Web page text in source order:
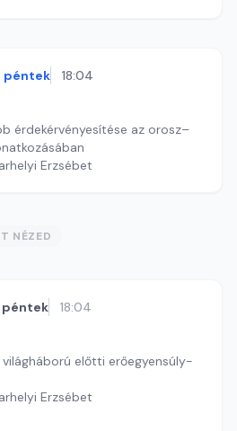
péntek 18:04
érdekérvényesítése az orosz–
Erzsébet
NÉZED
péntek 18:04
világháború előtti erőegyensúly-
Erzsébet